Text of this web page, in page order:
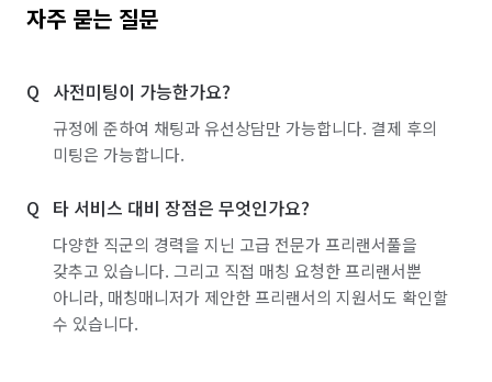
자주 묻는 질문
사전미팅이 가능한가요?
규정에 준하여 채팅과 유선상담만 가능합니다. 결제 후의
미팅은 가능합니다.
타 서비스 대비 장점은 무엇인가요?
다양한 직군의 경력을 지닌 고급 전문가 프리랜서풀을
갖추고 있습니다. 그리고 직접 매칭 요청한 프리랜서뿐
아니라, 매칭매니저가 제안한 프리랜서의 지원서도 확인할
수 있습니다.